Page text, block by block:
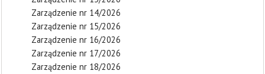
Zarządzenie nr 14/2026
Zarządzenie nr 15/2026
Zarządzenie nr 16/2026
Zarządzenie nr 17/2026
Zarządzenie nr 18/2026